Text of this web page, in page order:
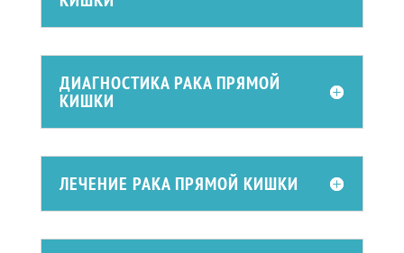
ДИАГНОСТИКА РАКА ПРЯМОЙ
КИШКИ
ЛЕЧЕНИЕ РАКА ПРЯМОЙ КИШКИ